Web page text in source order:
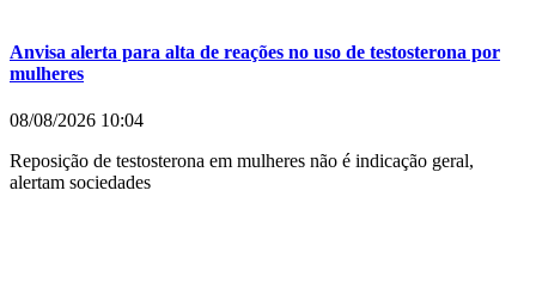
Anvisa alerta para alta de reações no uso de testosterona por
mulheres
08/08/2026 10:04
Reposição de testosterona em mulheres não é indicação geral,
alertam sociedades